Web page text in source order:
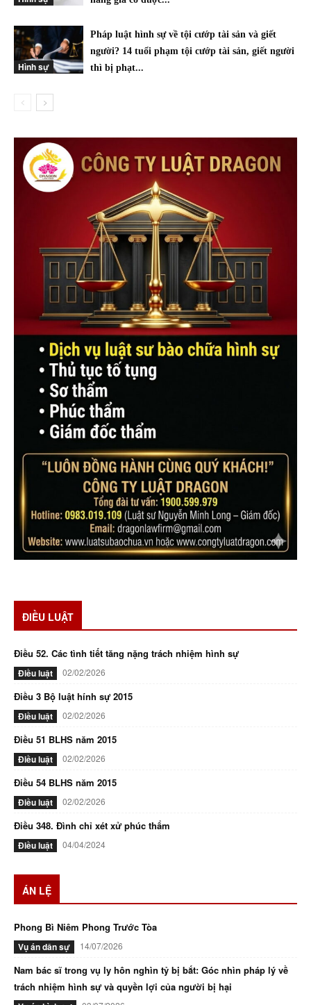
Hình sự
Pháp luật hình sự về tội cướp tài sản và giết
người? 14 tuổi phạm tội cướp tài sản, giết người
thì bị phạt...
ĐIỀU LUẬT
Điều 52. Các tình tiết tăng nặng trách nhiệm hình sự
Điều luật 02/02/2026
Điều 3 Bộ luật hính sự 2015
Điều luật 02/02/2026
Điều 51 BLHS năm 2015
Điều luật 02/02/2026
Điều 54 BLHS năm 2015
Điều luật 02/02/2026
Điều 348. Đình chỉ xét xử phúc thẩm
Điều luật 04/04/2024
ÁN LỆ
Phong Bì Niêm Phong Trước Tòa
Vụ án dân sự 14/07/2026
Nam bác sĩ trong vụ ly hôn nghìn tỷ bị bắt: Góc nhìn pháp lý về
trách nhiệm hình sự và quyền lợi của người bị hại